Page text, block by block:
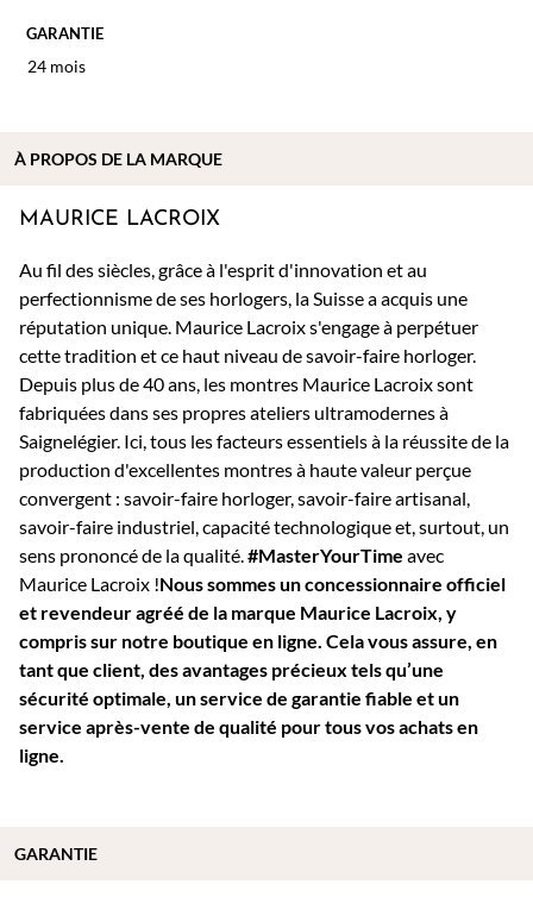
GARANTIE
24 mois
MAURICE LACROIX
Au fil des siècles, grâce à l'esprit d'innovation et au
perfectionnisme de ses horlogers, la Suisse a acquis une
réputation unique. Maurice Lacroix s'engage à perpétuer
cette tradition et ce haut niveau de savoir-faire horloger.
Depuis plus de 40 ans, les montres Maurice Lacroix sont
fabriquées dans ses propres ateliers ultramodernes à
Saignelégier. Ici, tous les facteurs essentiels à la réussite de la
production d'excellentes montres à haute valeur perçue
convergent : savoir-faire horloger, savoir-faire artisanal,
savoir-faire industriel, capacité technologique et, surtout, un
sens prononcé de la qualité. #MasterYourTime avec
Maurice Lacroix !Nous sommes un concessionnaire officiel
et revendeur agréé de la marque Maurice Lacroix, y
compris sur notre boutique en ligne. Cela vous assure, en
tant que client, des avantages précieux tels qu’une
sécurité optimale, un service de garantie fiable et un
service après-vente de qualité pour tous vos achats en
ligne.
À PROPOS DE LA MARQUE
GARANTIE